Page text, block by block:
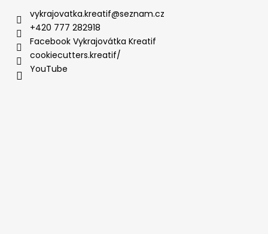
vykrajovatka.kreatif@seznam.cz
+420 777 282918
Facebook Vykrajovátka Kreatif
cookiecutters.kreatif/
YouTube